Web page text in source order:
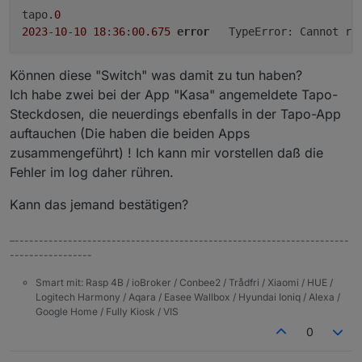
tapo. 0
2023-10-10 18: 36: 00.675 error
TypeError: Cannot
Können diese "Switch" was damit zu tun haben?
Ich habe zwei bei der App "Kasa" angemeldete Tapo-
Steckdosen, die neuerdings ebenfalls in der Tapo-App
auftauchen (Die haben die beiden Apps
zusammengeführt) ! Ich kann mir vorstellen daß die
Fehler im log daher rühren.
Kann das jemand bestätigen?
–---------------------------------------------------------------------
-----------------
Smart mit: Rasp 4B / ioBroker / Conbee2 / Trådfri / Xiaomi / HUE /
Logitech Harmony / Aqara / Easee Wallbox / Hyundai Ioniq / Alexa /
Google Home / Fully Kiosk / VIS
0